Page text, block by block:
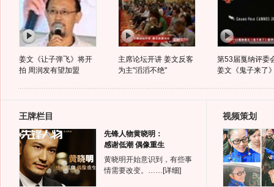
姜文《让子弹飞》将开
拍 周润发有望加盟
主席论坛开讲 姜文反客
为主"滔滔不绝"
第53届戛纳评委
姜文《鬼子来了
王牌栏目
先锋人物黄晓明：
感谢低潮 偶像重生
黄晓明开始意识到，有些事
情需要改变。…… [详细]
视频策划